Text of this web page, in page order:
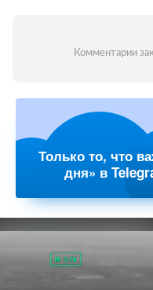
Комментарии
Только то, что
дня» в